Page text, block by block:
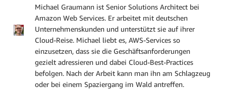
Michael Graumann ist Senior Solutions Architect bei
Amazon Web Services. Er arbeitet mit deutschen
Unternehmenskunden und unterstützt sie auf ihrer
Cloud-Reise. Michael liebt es, AWS-Services so
einzusetzen, dass sie die Geschäftsanforderungen
gezielt adressieren und dabei Cloud-Best-Practices
befolgen. Nach der Arbeit kann man ihn am Schlagzeug
oder bei einem Spaziergang im Wald antreffen.